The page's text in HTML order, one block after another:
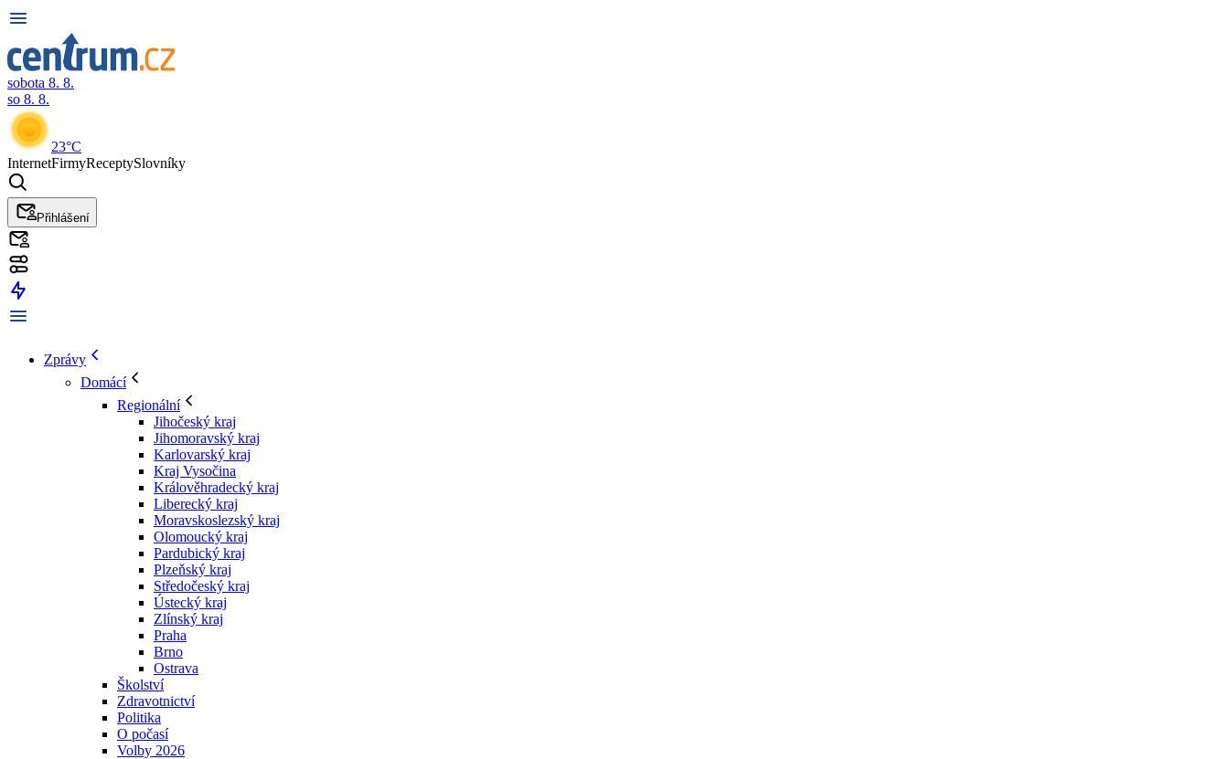
sobota 8. 8.
so 8. 8.
23°C
InternetFirmyReceptySlovníky
Přihlášení
Zprávy
Domácí
Regionální
Jihočeský kraj
Jihomoravský kraj
Karlovarský kraj
Kraj Vysočina
Králověhradecký kraj
Liberecký kraj
Moravskoslezský kraj
Olomoucký kraj
Pardubický kraj
Plzeňský kraj
Středočeský kraj
Ústecký kraj
Zlínský kraj
Praha
Brno
Ostrava
Školství
Zdravotnictví
Politika
O počasí
Volby 2026